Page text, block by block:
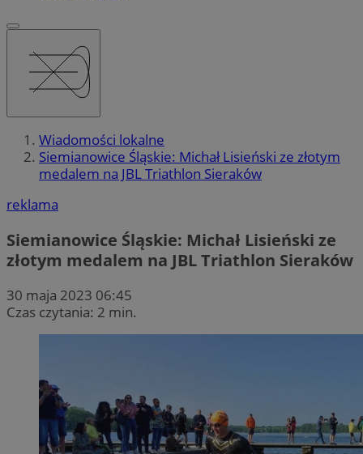
Wiadomości lokalne
Siemianowice Śląskie: Michał Lisieński ze złotym
medalem na JBL Triathlon Sieraków
reklama
Siemianowice Śląskie: Michał Lisieński ze
złotym medalem na JBL Triathlon Sieraków
30 maja 2023 06:45
Czas czytania: 2 min.